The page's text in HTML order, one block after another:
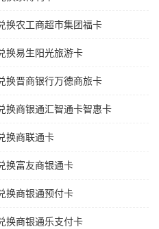
换农工商超市集团福卡
换易生阳光旅游卡
换晋商银行万德商旅卡
换商银通汇智通卡智惠卡
换商联通卡
换富友商银通卡
换商银通预付卡
换商银通乐支付卡